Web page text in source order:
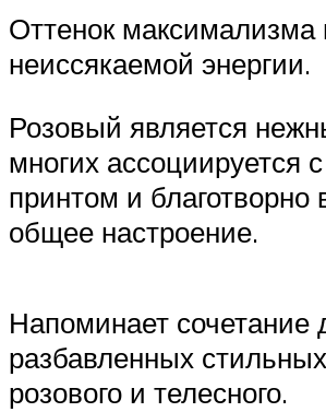
Оттенок максимализма
неиссякаемой энергии.
Розовый является
многих ассоциируется
принтом и благотворно
общее настроение.
Напоминает сочетание
разбавленных
розового и телесного.